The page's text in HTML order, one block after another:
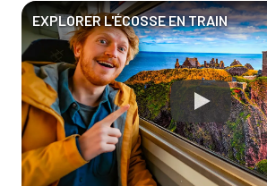
EXPLORER L'ÉCOSSE EN TRAIN